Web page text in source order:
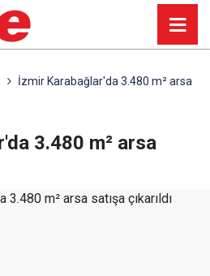
İzmir Karabağlar'da 3.480 m² arsa
3.480 m² arsa